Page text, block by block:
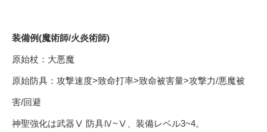
装備例(魔術師/火炎術師)
原始杖：大悪魔
原始防具：攻撃速度>致命打率>致命被害量>攻撃力/悪魔被
害/回避
神聖強化は武器Ⅴ 防具Ⅳ~Ⅴ、装備レベル3~4。